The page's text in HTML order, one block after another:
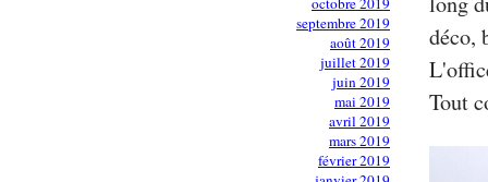
septembre 2019
août 2019
juillet 2019
juin 2019
mai 2019
avril 2019
mars 2019
février 2019
déco,
Tout